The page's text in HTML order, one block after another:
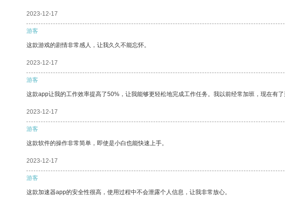
2023-12-17
游客
这款游戏的剧情非常感人，让我久久不能忘怀。
2023-12-17
游客
这款app让我的工作效率提高了50%，让我能够更轻松地完成工作任务。我以前经常加班，现在有
2023-12-17
游客
这款软件的操作非常简单，即使是小白也能快速上手。
2023-12-17
游客
这款加速器app的安全性很高，使用过程中不会泄露个人信息，让我非常放心。